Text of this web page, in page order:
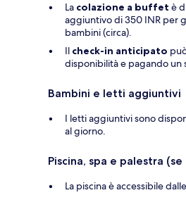
La colazione a buffet è
aggiuntivo di 350 INR per
bambini (circa).
Il check-in anticipato
disponibilità e pagando un
Bambini e letti aggiuntivi
I letti aggiuntivi sono
al giorno.
Piscina, spa e palestra
La piscina è accessibile